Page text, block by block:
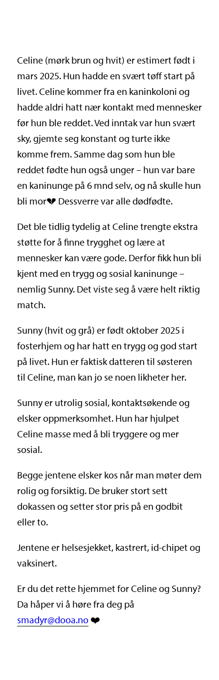
Celine (mørk brun og hvit) er estimert født i
mars 2025. Hun hadde en svært tøff start på
livet. Celine kommer fra en kaninkoloni og
hadde aldri hatt nær kontakt med mennesker
før hun ble reddet. Ved inntak var hun svært
sky, gjemte seg konstant og turte ikke
komme frem. Samme dag som hun ble
reddet fødte hun også unger – hun var bare
en kaninunge på 6 mnd selv, og nå skulle hun
bli mor💔 Dessverre var alle dødfødte.
Det ble tidlig tydelig at Celine trengte ekstra
støtte for å finne trygghet og lære at
mennesker kan være gode. Derfor fikk hun bli
kjent med en trygg og sosial kaninunge –
nemlig Sunny. Det viste seg å være helt riktig
match.
Sunny (hvit og grå) er født oktober 2025 i
fosterhjem og har hatt en trygg og god start
på livet. Hun er faktisk datteren til søsteren
til Celine, man kan jo se noen likheter her.
Sunny er utrolig sosial, kontaktsøkende og
elsker oppmerksomhet. Hun har hjulpet
Celine masse med å bli tryggere og mer
sosial.
Begge jentene elsker kos når man møter dem
rolig og forsiktig. De bruker stort sett
dokassen og setter stor pris på en godbit
eller to.
Jentene er helsesjekket, kastrert, id-chipet og
vaksinert.
Er du det rette hjemmet for Celine og Sunny?
Da håper vi å høre fra deg på
smadyr@dooa.no❤️